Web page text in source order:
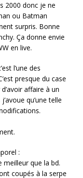
2000 donc je ne
ou Batman
surpris. Bonne
Ça donne envie
en live.
l’une des
presque du case
affaire à un
qu’une telle
:
meilleur que la bd.
coupés à la serpe